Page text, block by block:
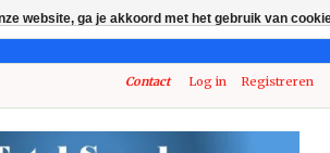
Contact Log in Registreren
website, ga je akkoord met het gebruik van